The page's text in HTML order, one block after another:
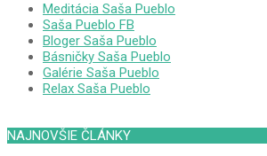
Meditácia Saša Pueblo
Saša Pueblo FB
Bloger Saša Pueblo
Básničky Saša Pueblo
Galérie Saša Pueblo
Relax Saša Pueblo
NAJNOVŠIE ČLÁNKY